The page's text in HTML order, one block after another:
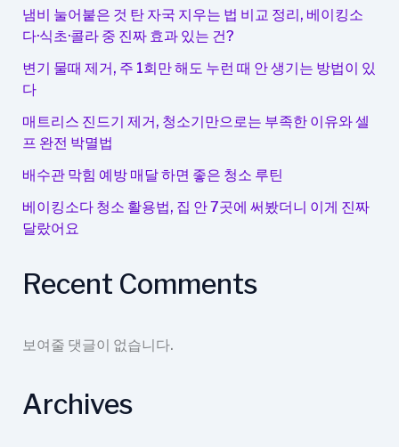
두
OK!
한
용
감
냄비 눌어붙은 것 탄 자국 지우는 법 비교 정리, 베이킹소
다·식초·콜라 중 진짜 효과 있는 건?
변기 물때 제거, 주 1회만 해도 누런 때 안 생기는 방법이 있
다
매트리스 진드기 제거, 청소기만으로는 부족한 이유와 셀
프 완전 박멸법
배수관 막힘 예방 매달 하면 좋은 청소 루틴
베이킹소다 청소 활용법, 집 안 7곳에 써봤더니 이게 진짜
달랐어요
Recent Comments
보여줄 댓글이 없습니다.
Archives